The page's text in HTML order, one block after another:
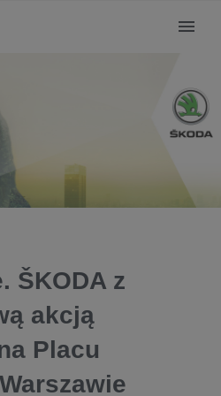
ŠKODA z
akcją
Placu